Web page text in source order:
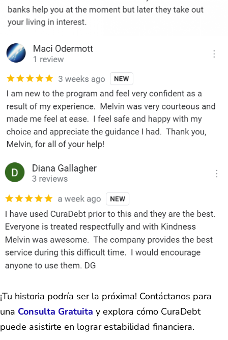
¡Tu historia podría ser la próxima! Contáctanos para
una Consulta Gratuita y explora cómo CuraDebt
puede asistirte en lograr estabilidad financiera.